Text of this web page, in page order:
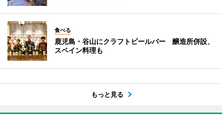
食べる
鹿児島・谷山にクラフトビールバー 醸造所併設、
スペイン料理も
もっと見る